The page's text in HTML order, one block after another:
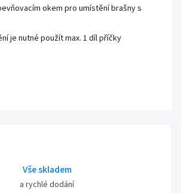
okem pro umístění brašny s
je nutné použít max. 1 díl příčky
Vše skladem
a rychlé dodání